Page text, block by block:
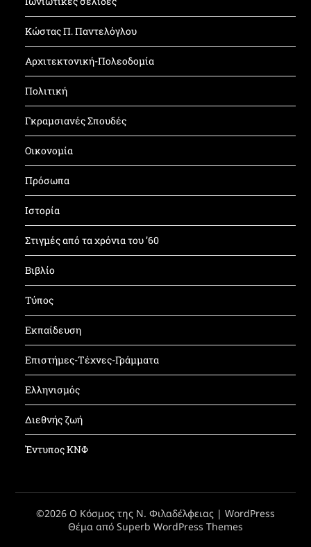
Κώστας Π. Παντελόγλου
Αρχιτεκτονική-Πολεοδομία
Πολιτική
Γκραμσιανές Σπουδές
Οικονομία
Πρόσωπα
Ιστορία
Στιγμές από τα χρόνια του ’60
Βιβλίο
Τύπος
Εκπαίδευση
Επιστήμες-Τέχνες-Γράμματα
Ελληνισμός
Διεθνής ζωή
Έντυπος ΚΝΦ
©2026 Ο Κόσμος της Ν. Φιλαδέλφειας | WordPress
Θέμα από Superb WordPress Themes